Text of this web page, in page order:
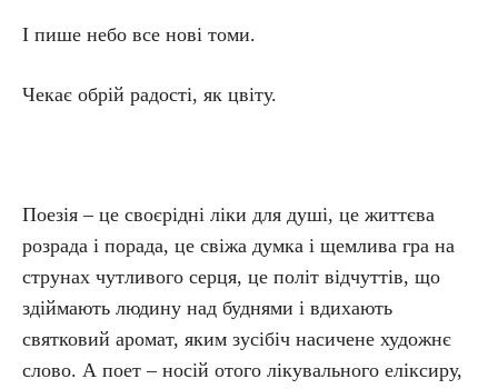
І пише небо все нові томи.
Чекає обрій радості, як цвіту.
Поезія – це своєрідні ліки для душі, це життєва
розрада і порада, це свіжа думка і щемлива гра на
струнах чутливого серця, це політ відчуттів, що
здіймають людину над буднями і вдихають
святковий аромат, яким зусібіч насичене художнє
слово. А поет – носій отого лікувального еліксиру,